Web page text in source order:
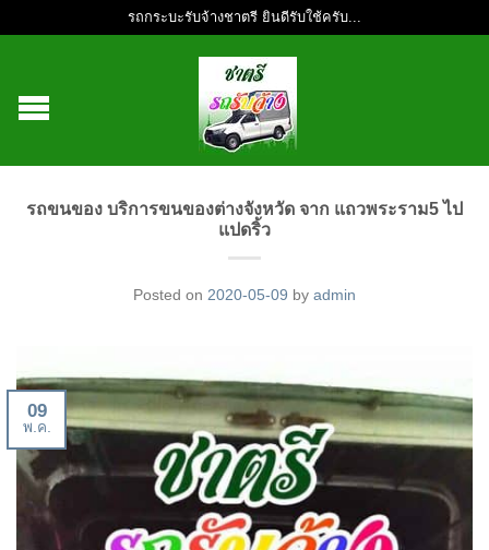
รถกระบะรับจ้างชาตรี ยินดีรับใช้ครับ...
รถขนของ บริการขนของต่างจังหวัด จาก แถวพระราม5 ไป
แปดริ้ว
Posted on 2020-05-09 by admin
09
พ.ค.